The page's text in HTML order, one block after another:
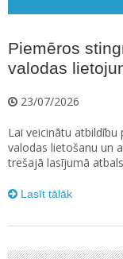
Piemēros
valodas
23/07/2026
Lai veicinātu atbildību
valodas lietošanu un
trešajā lasījumā
Lasīt tālāk